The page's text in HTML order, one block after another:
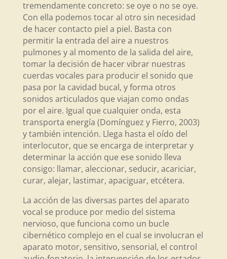
tremendamente concreto: se oye o no se oye.
Con ella podemos tocar al otro sin necesidad
de hacer contacto piel a piel. Basta con
permitir la entrada del aire a nuestros
pulmones y al momento de la salida del aire,
tomar la decisión de hacer vibrar nuestras
cuerdas vocales para producir el sonido que
pasa por la cavidad bucal, y forma otros
sonidos articulados que viajan como ondas
por el aire. Igual que cualquier onda, esta
transporta energía (Domínguez y Fierro, 2003)
y también intención. Llega hasta el oído del
interlocutor, que se encarga de interpretar y
determinar la acción que ese sonido lleva
consigo: llamar, aleccionar, seducir, acariciar,
curar, alejar, lastimar, apaciguar, etcétera.
La acción de las diversas partes del aparato
vocal se produce por medio del sistema
nervioso, que funciona como un bucle
cibernético complejo en el cual se involucran el
aparato motor, sensitivo, sensorial, el control